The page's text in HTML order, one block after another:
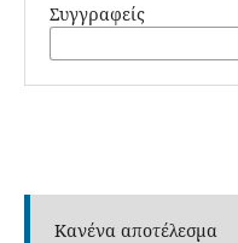
Συγγραφείς
Κανένα αποτέλεσμα